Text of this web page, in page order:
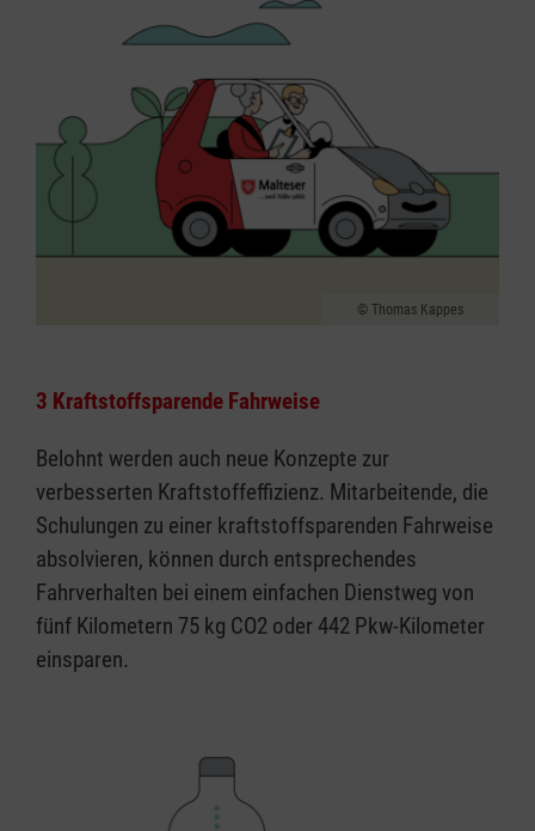
Thomas Kappes
3 Kraftstoffsparende Fahrweise
Belohnt werden auch neue Konzepte zur
verbesserten Kraftstoffeffizienz. Mitarbeitende, die
Schulungen zu einer kraftstoffsparenden Fahrweise
absolvieren, können durch entsprechendes
Fahrverhalten bei einem einfachen Dienstweg von
fünf Kilometern 75 kg CO2 oder 442 Pkw-Kilometer
einsparen.